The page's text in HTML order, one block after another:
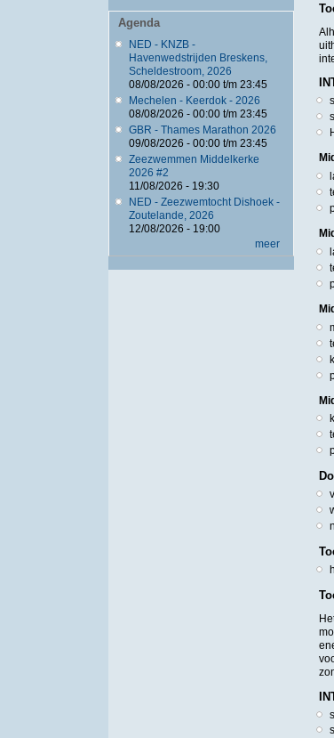
Agenda
NED - KNZB -
Havenwedstrijden Breskens,
Scheldestroom, 2026
08/08/2026 - 00:00t/m 23:45
Mechelen - Keerdok - 2026
08/08/2026 - 00:00t/m 23:45
GBR - Thames Marathon 2026
09/08/2026 - 00:00t/m 23:45
Zeezwemmen Middelkerke
2026 #2
11/08/2026 - 19:30
NED - Zeezwemtocht Dishoek -
Zoutelande, 2026
12/08/2026 - 19:00
meer